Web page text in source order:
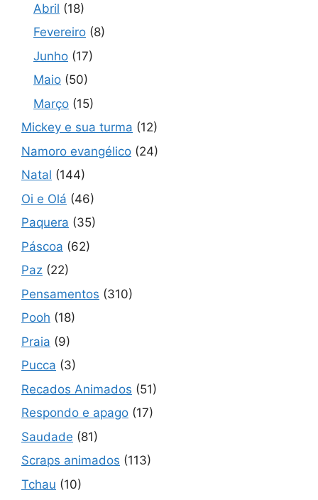
Abril (18)
Fevereiro (8)
Junho (17)
Maio (50)
Março (15)
Mickey e sua turma (12)
Namoro evangélico (24)
Natal (144)
Oi e Olá (46)
Paquera (35)
Páscoa (62)
Paz (22)
Pensamentos (310)
Pooh (18)
Praia (9)
Pucca (3)
Recados Animados (51)
Respondo e apago (17)
Saudade (81)
Scraps animados (113)
Tchau (10)